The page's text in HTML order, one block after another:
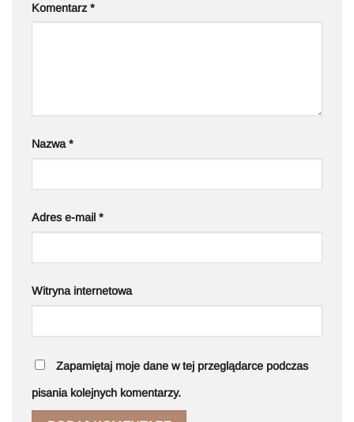
Komentarz *
Nazwa*
Adres e-mail *
Witryna internetowa
Zapamiętaj moje dane w tej przeglądarce podczas
pisania kolejnych komentarzy.